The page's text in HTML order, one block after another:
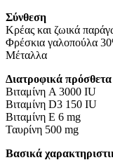
Σύνθεση
Κρέας και ζωικά
Φρέσκια γαλοπούλα
Μέταλλα
Διατροφικά
Βιταμίνη A 3000 IU
Βιταμίνη D3 150 IU
Βιταμίνη E 6 mg
Ταυρίνη 500 mg
Βασικά